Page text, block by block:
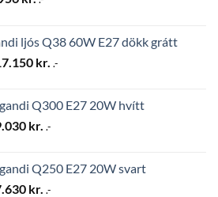
kr..1.956 kr..
ljós Q38 60W E27 dökk grátt
kr..
kr. Current
17.150 kr..
.-
Q300 E27 20W hvítt
kr..
kr. Current
9.030 kr..
.-
Q250 E27 20W svart
kr. Current
.-